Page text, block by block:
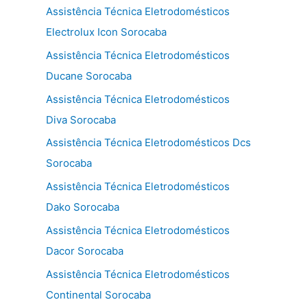
Assistência Técnica Eletrodomésticos
Electrolux Icon Sorocaba
Assistência Técnica Eletrodomésticos
Ducane Sorocaba
Assistência Técnica Eletrodomésticos
Diva Sorocaba
Assistência Técnica Eletrodomésticos Dcs
Sorocaba
Assistência Técnica Eletrodomésticos
Dako Sorocaba
Assistência Técnica Eletrodomésticos
Dacor Sorocaba
Assistência Técnica Eletrodomésticos
Continental Sorocaba